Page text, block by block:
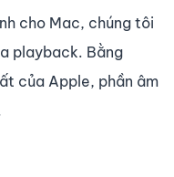
cho Mac, chúng tôi
playback. Bằng
của Apple, phần âm